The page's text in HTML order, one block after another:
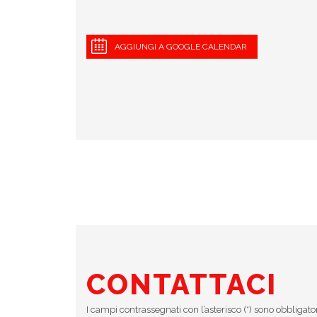
AGGIUNGI A GOOGLE CALENDAR
CONTATTACI
I campi contrassegnati con l’asterisco (*) sono